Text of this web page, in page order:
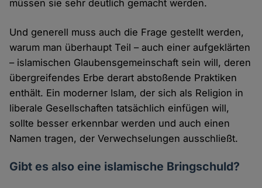
müssen sie sehr deutlich gemacht werden.
Und generell muss auch die Frage gestellt werden,
warum man überhaupt Teil – auch einer aufgeklärten
– islamischen Glaubensgemeinschaft sein will, deren
übergreifendes Erbe derart abstoßende Praktiken
enthält. Ein moderner Islam, der sich als Religion in
liberale Gesellschaften tatsächlich einfügen will,
sollte besser erkennbar werden und auch einen
Namen tragen, der Verwechselungen ausschließt.
Gibt es also eine islamische Bringschuld?